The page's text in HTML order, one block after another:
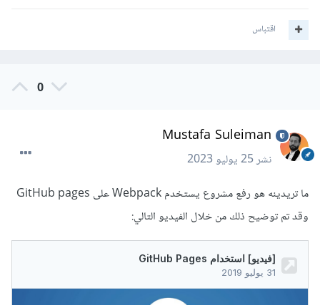
اقتباس
0
Mustafa Suleiman
نشر25 يوليو 2023
ما تريدينه هو رفع مشروع يستخدم Webpack على GitHub pages
وقد تم توضيح ذلك من خلال الفيديو التالي: